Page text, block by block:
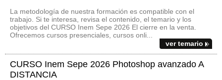
La metodología de nuestra formación es compatible con el
trabajo. Si te interesa, revisa el contenido, el temario y los
objetivos del CURSO Inem Sepe 2026 El cierre en la venta.
Ofrecemos cursos presenciales, cursos onli...
ver temario
CURSO Inem Sepe 2026 Photoshop avanzado A
DISTANCIA